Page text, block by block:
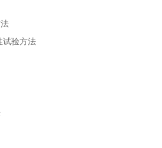
试验方法